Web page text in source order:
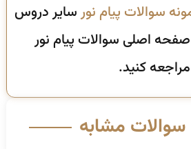
سوالات پیام نورسایر دروس
اصلی سوالات پیام نور
مراجعه کنید.
سوالات مشابه